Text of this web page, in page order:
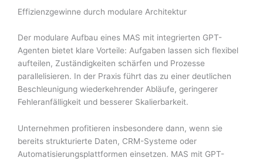
Effizienzgewinne durch modulare Architektur
Der modulare Aufbau eines MAS mit integrierten GPT-
Agenten bietet klare Vorteile: Aufgaben lassen sich flexibel
aufteilen, Zuständigkeiten schärfen und Prozesse
parallelisieren. In der Praxis führt das zu einer deutlichen
Beschleunigung wiederkehrender Abläufe, geringerer
Fehleranfälligkeit und besserer Skalierbarkeit.
Unternehmen profitieren insbesondere dann, wenn sie
bereits strukturierte Daten, CRM-Systeme oder
Automatisierungsplattformen einsetzen. MAS mit GPT-